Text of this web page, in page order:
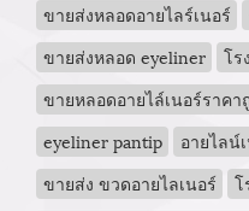
ขายส่งหลอดอายไลร์เนอร์
ขายส่งหลอด eyeliner
โร
ขายหลอดอายไล์เนอร์ราคา
eyeliner pantip
อายไลน์
ขายส่ง ขวดอายไลเนอร์